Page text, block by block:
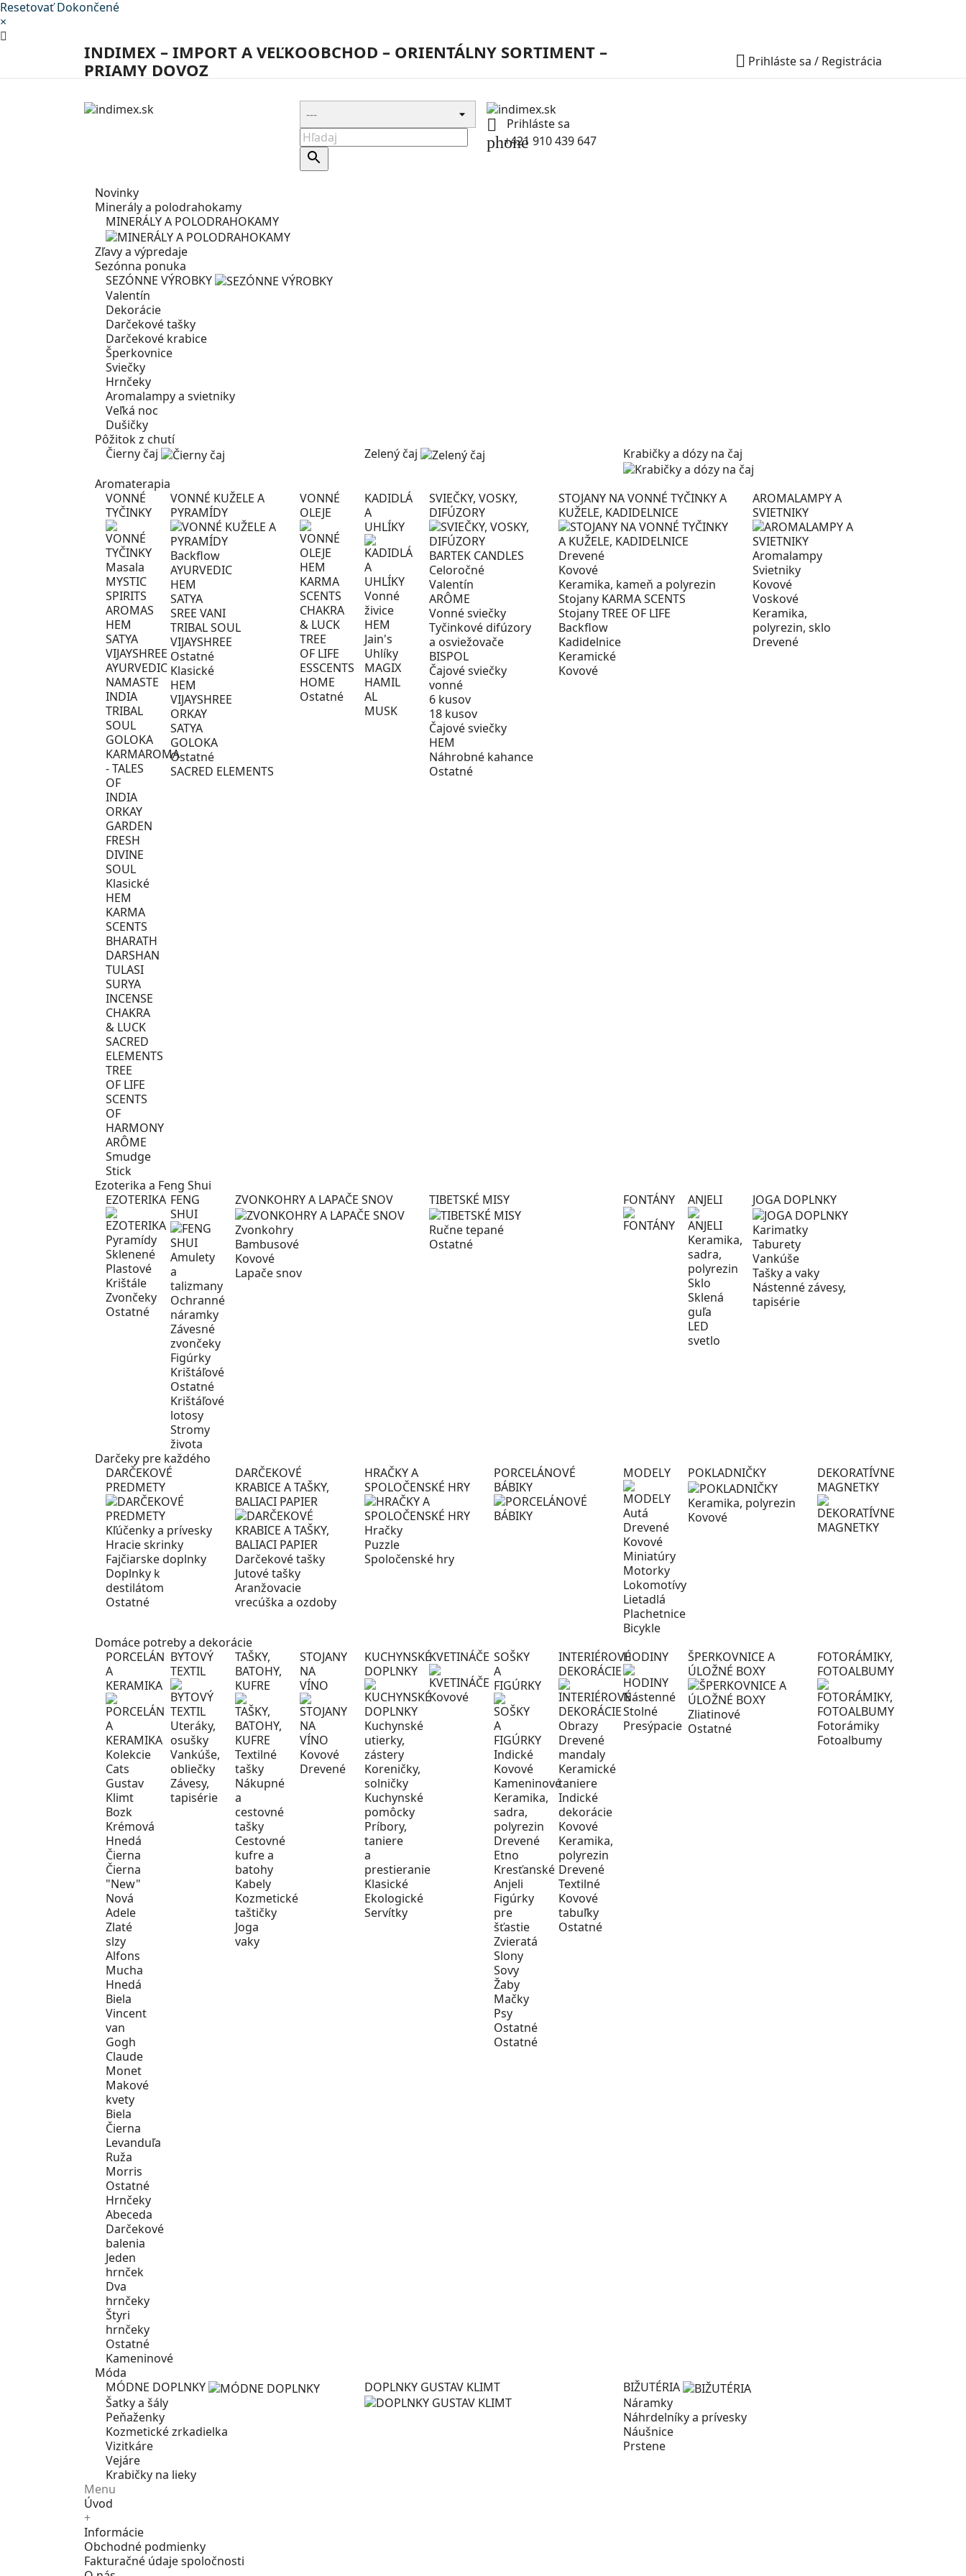
Resetovať Dokončené
×
INDIMEX – IMPORT A VEĽKOOBCHOD – ORIENTÁLNY SORTIMENT –
PRIAMY DOVOZ
 Prihláste sa / Registrácia
 Prihláste sa
phone
+421 910 439 647
Novinky
Minerály a polodrahokamy
MINERÁLY A POLODRAHOKAMY
Zľavy a výpredaje
Sezónna ponuka
SEZÓNNE VÝROBKY
Valentín
Dekorácie
Darčekové tašky
Darčekové krabice
Šperkovnice
Sviečky
Hrnčeky
Aromalampy a svietniky
Veľká noc
Dušičky
Pôžitok z chutí
Čierny čaj
Zelený čaj
Krabičky a dózy na čaj
Aromaterapia
VONNÉ
TYČINKY
Masala
MYSTIC
SPIRITS
AROMAS
HEM
SATYA
VIJAYSHREE
AYURVEDIC
NAMASTE
INDIA
TRIBAL
SOUL
GOLOKA
KARMAROMA
- TALES
OF
INDIA
ORKAY
GARDEN
FRESH
DIVINE
SOUL
Klasické
HEM
KARMA
SCENTS
BHARATH
DARSHAN
TULASI
SURYA
INCENSE
CHAKRA
& LUCK
SACRED
ELEMENTS
TREE
OF LIFE
SCENTS
OF
HARMONY
ARÔME
Smudge
Stick
VONNÉ KUŽELE A
PYRAMÍDY
Backflow
AYURVEDIC
HEM
SATYA
SREE VANI
TRIBAL SOUL
VIJAYSHREE
Ostatné
Klasické
HEM
VIJAYSHREE
ORKAY
SATYA
GOLOKA
Ostatné
SACRED ELEMENTS
VONNÉ
OLEJE
HEM
KARMA
SCENTS
CHAKRA
& LUCK
TREE
OF LIFE
ESSCENTS
HOME
Ostatné
KADIDLÁ
A
UHLÍKY
Vonné
živice
HEM
Jain's
Uhlíky
MAGIX
HAMIL
AL
MUSK
SVIEČKY, VOSKY,
DIFÚZORY
BARTEK CANDLES
Celoročné
Valentín
ARÔME
Vonné sviečky
Tyčinkové difúzory
a osviežovače
BISPOL
Čajové sviečky
vonné
6 kusov
18 kusov
Čajové sviečky
HEM
Náhrobné kahance
Ostatné
STOJANY NA VONNÉ TYČINKY A
KUŽELE, KADIDELNICE
Drevené
Kovové
Keramika, kameň a polyrezin
Stojany KARMA SCENTS
Stojany TREE OF LIFE
Backflow
Kadidelnice
Keramické
Kovové
AROMALAMPY A
SVIETNIKY
Aromalampy
Svietniky
Kovové
Voskové
Keramika,
polyrezin, sklo
Drevené
Ezoterika a Feng Shui
EZOTERIKA
Pyramídy
Sklenené
Plastové
Krištále
Zvončeky
Ostatné
FENG
SHUI
Amulety
a
talizmany
Ochranné
náramky
Závesné
zvončeky
Figúrky
Krištáľové
Ostatné
Krištáľové
lotosy
Stromy
života
ZVONKOHRY A LAPAČE SNOV
Zvonkohry
Bambusové
Kovové
Lapače snov
TIBETSKÉ MISY
Ručne tepané
Ostatné
FONTÁNY ANJELI
Keramika,
sadra,
polyrezin
Sklo
Sklená
guľa
LED
svetlo
JOGA DOPLNKY
Karimatky
Taburety
Vankúše
Tašky a vaky
Nástenné závesy,
tapisérie
Darčeky pre každého
DARČEKOVÉ
PREDMETY
Kľúčenky a prívesky
Hracie skrinky
Fajčiarske doplnky
Doplnky k
destilátom
Ostatné
DARČEKOVÉ
KRABICE A TAŠKY,
BALIACI PAPIER
Darčekové tašky
Jutové tašky
Aranžovacie
vrecúška a ozdoby
HRAČKY A
SPOLOČENSKÉ HRY
Hračky
Puzzle
Spoločenské hry
PORCELÁNOVÉ
BÁBIKY
MODELY
Autá
Drevené
Kovové
Miniatúry
Motorky
Lokomotívy
Lietadlá
Plachetnice
Bicykle
POKLADNIČKY
Keramika, polyrezin
Kovové
DEKORATÍVNE
MAGNETKY
Domáce potreby a dekorácie
PORCELÁN
A
KERAMIKA
Kolekcie
Cats
Gustav
Klimt
Bozk
Krémová
Hnedá
Čierna
Čierna
"New"
Nová
Adele
Zlaté
slzy
Alfons
Mucha
Hnedá
Biela
Vincent
van
Gogh
Claude
Monet
Makové
kvety
Biela
Čierna
Levanduľa
Ruža
Morris
Ostatné
Hrnčeky
Abeceda
Darčekové
balenia
Jeden
hrnček
Dva
hrnčeky
Štyri
hrnčeky
Ostatné
Kameninové
BYTOVÝ
TEXTIL
Uteráky,
osušky
Vankúše,
obliečky
Závesy,
tapisérie
TAŠKY,
BATOHY,
KUFRE
Textilné
tašky
Nákupné
a
cestovné
tašky
Cestovné
kufre a
batohy
Kabely
Kozmetické
taštičky
Joga
vaky
STOJANY
NA
VÍNO
Kovové
Drevené
KUCHYNSKÉ
DOPLNKY
Kuchynské
utierky,
zástery
Koreničky,
solničky
Kuchynské
pomôcky
Príbory,
taniere
a
prestieranie
Klasické
Ekologické
Servítky
KVETINÁČE
Kovové
SOŠKY
A
FIGÚRKY
Indické
Kovové
Kameninové
Keramika,
sadra,
polyrezin
Drevené
Etno
Kresťanské
Anjeli
Figúrky
pre
šťastie
Zvieratá
Slony
Sovy
Žaby
Mačky
Psy
Ostatné
Ostatné
INTERIÉROVÉ
DEKORÁCIE
Obrazy
Drevené
mandaly
Keramické
taniere
Indické
dekorácie
Kovové
Keramika,
polyrezin
Drevené
Textilné
Kovové
tabuľky
Ostatné
HODINY
Nástenné
Stolné
Presýpacie
ŠPERKOVNICE A
ÚLOŽNÉ BOXY
Zliatinové
Ostatné
FOTORÁMIKY,
FOTOALBUMY
Fotorámiky
Fotoalbumy
Móda
MÓDNE DOPLNKY
Šatky a šály
Peňaženky
Kozmetické zrkadielka
Vizitkáre
Vejáre
Krabičky na lieky
DOPLNKY GUSTAV KLIMT
BIŽUTÉRIA
Náramky
Náhrdelníky a prívesky
Náušnice
Prstene
Menu
Úvod
+
Informácie
Obchodné podmienky
Fakturačné údaje spoločnosti